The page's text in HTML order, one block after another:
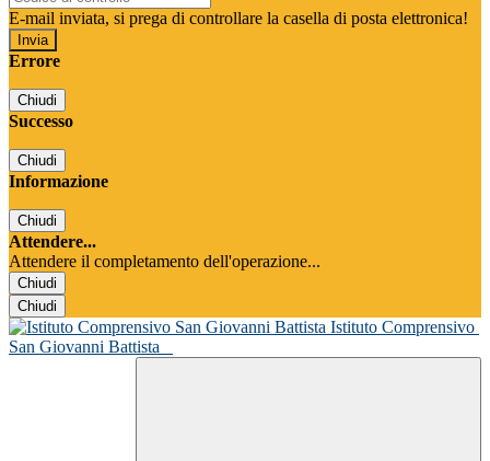
E-mail inviata, si prega di controllare la casella di posta elettronica!
Errore
Chiudi
Successo
Chiudi
Informazione
Chiudi
Attendere...
Attendere il completamento dell'operazione...
Chiudi
Chiudi
Istituto Comprensivo
San Giovanni Battista